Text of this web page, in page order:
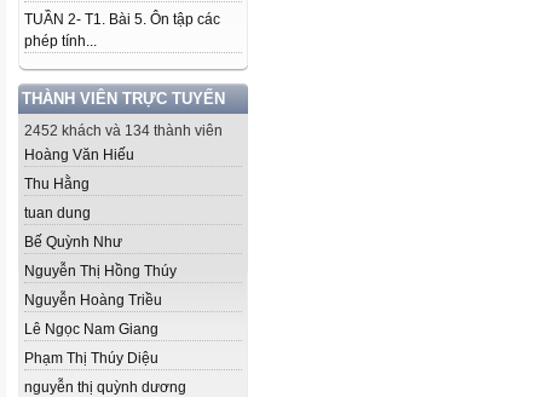
TUẦN 2- T1. Bài 5. Ôn tập các
phép tính...
THÀNH VIÊN TRỰC TUYẾN
2452 khách và 134 thành viên
Hoàng Văn Hiếu
Thu Hằng
tuan dung
Bế Quỳnh Như
Nguyễn Thị Hồng Thúy
Nguyễn Hoàng Triều
Lê Ngọc Nam Giang
Phạm Thị Thúy Diệu
nguyễn thị quỳnh dương